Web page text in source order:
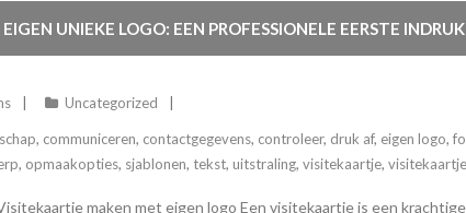
UNIEKE LOGO: EEN PROFESSIONELE EERSTE INDRUK
Uncategorized
, communiceren, contactgegevens, controleer, druk af, eigen logo,
, opmaakopties, sjablonen, tekst, uitstraling, visitekaartje,
maken met eigen logo Een visitekaartje is een